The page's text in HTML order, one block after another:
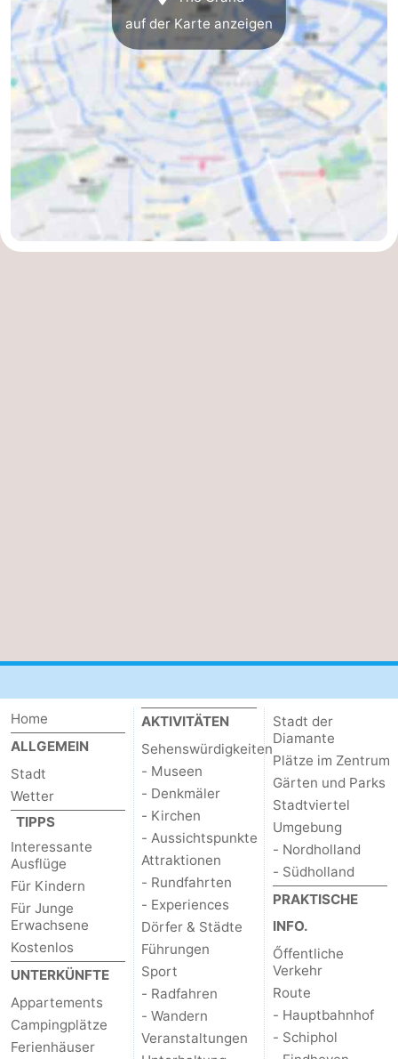
Őffentliche
Verkehr
Route
Hauptbahnhof
Schiphol
Eindhoven
Parken
Tipps
auf der Karte anzeigen
Home
ALLGEMEIN
Stadt
Wetter
TIPPS
Interessante
Ausflüge
Für Kindern
Für Junge
Erwachsene
Kostenlos
UNTERKÜNFTE
Appartements
Campingplätze
Ferienhäuser
AKTIVITÄTEN
Sehenswürdigkeiten
- Museen
- Denkmäler
- Kirchen
- Aussichtspunkte
Attraktionen
- Rundfahrten
- Experiences
Dörfer & Städte
Führungen
Sport
- Radfahren
- Wandern
Veranstaltungen
Stadt der
Diamante
Plätze im Zentrum
Gärten und Parks
Stadtviertel
Umgebung
- Nordholland
- Südholland
PRAKTISCHE
INFO.
Őffentliche
Verkehr
Route
- Hauptbahnhof
- Schiphol